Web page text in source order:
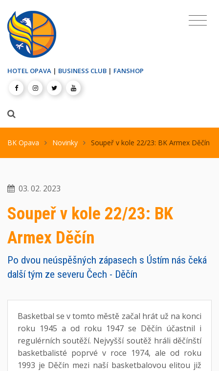
HOTEL OPAVA | BUSINESS CLUB | FANSHOP
BK Opava Novinky Soupeř v kole 22/23: BK Armex Děčín
03. 02. 2023
Soupeř v kole 22/23: BK
Armex Děčín
Po dvou neúspěšných zápasech s Ústím nás čeká
další tým ze severu Čech - Děčín
Basketbal se v tomto městě začal hrát už na konci
roku 1945 a od roku 1947 se Děčín účastnil i
regulérních soutěží. Nejvyšší soutěž hráli děčínští
basketbalisté poprvé v roce 1974, ale od roku
1993 je Děčín mezi naší basketbalovou elitou již